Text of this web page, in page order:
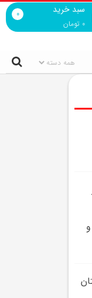
سبد خرید
0 تومان
0